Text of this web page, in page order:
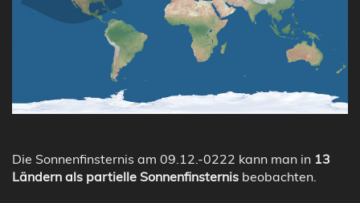
Die Sonnenfinsternis am 09.12.-0222 kann man in 13
Ländern als partielle Sonnenfinsternis beobachten.